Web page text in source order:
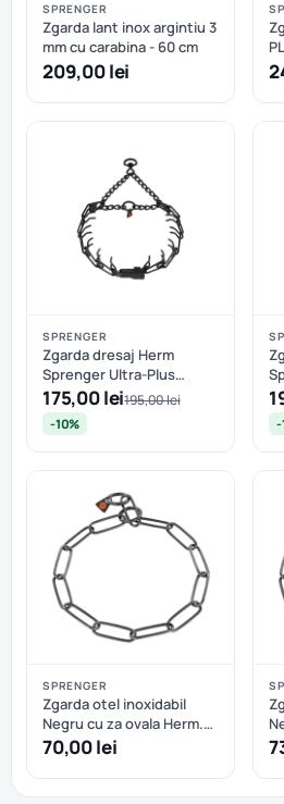
SPRENGER
Zgarda lant inox argintiu 3
mm cu carabina - 60 cm
209,00 lei
SPRENGER
Zgarda dresaj Herm
Sprenger Ultra-Plus
ClicLock inox negru - 43
cm - 2.25 mm
175,00 lei195,00 lei
-10% -
SPRENGER
Zgarda otel inoxidabil
Negru cu za ovala Herm.
Sprenger - 46 cm
70,00 lei